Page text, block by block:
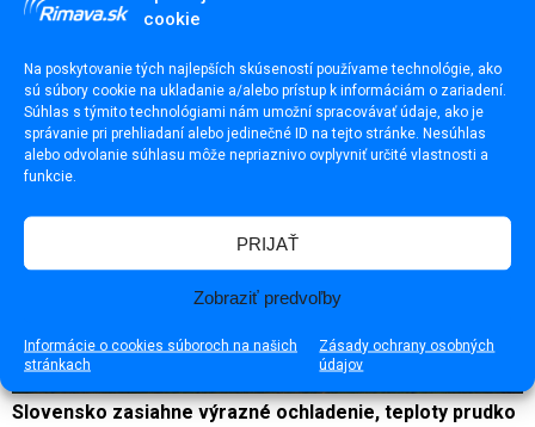
cookie
Na poskytovanie tých najlepších skúseností používame technológie, ako
sú súbory cookie na ukladanie a/alebo prístup k informáciám o zariadení.
Súhlas s týmito technológiami nám umožní spracovávať údaje, ako je
správanie pri prehliadaní alebo jedinečné ID na tejto stránke. Nesúhlas
alebo odvolanie súhlasu môže nepriaznivo ovplyvniť určité vlastnosti a
funkcie.
PRIJAŤ
Zobraziť predvoľby
Informácie o cookies súboroch na našich
stránkach
Zásady ochrany osobných
údajov
Slovensko zasiahne výrazné ochladenie, teploty prudko